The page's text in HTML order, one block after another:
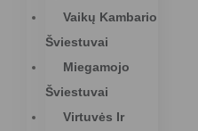
Vaikų Kambario
Šviestuvai
Miegamojo
Šviestuvai
Virtuvės Ir